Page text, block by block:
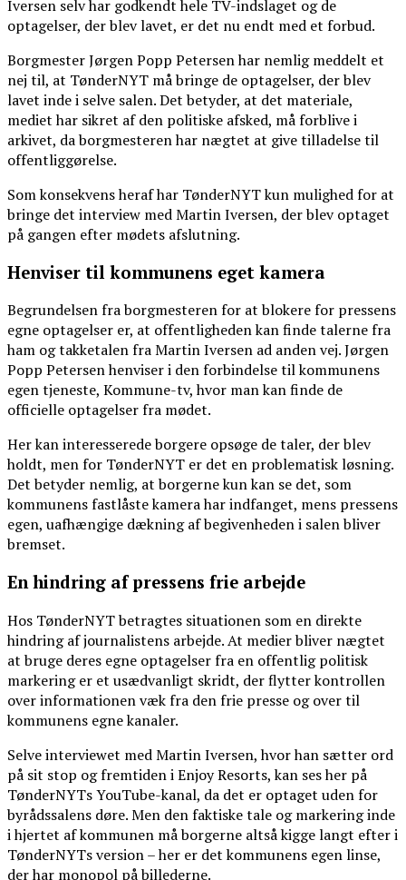
Iversen selv har godkendt hele TV-indslaget og de
optagelser, der blev lavet, er det nu endt med et forbud.
Borgmester Jørgen Popp Petersen har nemlig meddelt et
nej til, at TønderNYT må bringe de optagelser, der blev
lavet inde i selve salen. Det betyder, at det materiale,
mediet har sikret af den politiske afsked, må forblive i
arkivet, da borgmesteren har nægtet at give tilladelse til
offentliggørelse.
Som konsekvens heraf har TønderNYT kun mulighed for at
bringe det interview med Martin Iversen, der blev optaget
på gangen efter mødets afslutning.
Henviser til kommunens eget kamera
Begrundelsen fra borgmesteren for at blokere for pressens
egne optagelser er, at offentligheden kan finde talerne fra
ham og takketalen fra Martin Iversen ad anden vej. Jørgen
Popp Petersen henviser i den forbindelse til kommunens
egen tjeneste, Kommune-tv, hvor man kan finde de
officielle optagelser fra mødet.
Her kan interesserede borgere opsøge de taler, der blev
holdt, men for TønderNYT er det en problematisk løsning.
Det betyder nemlig, at borgerne kun kan se det, som
kommunens fastlåste kamera har indfanget, mens pressens
egen, uafhængige dækning af begivenheden i salen bliver
bremset.
En hindring af pressens frie arbejde
Hos TønderNYT betragtes situationen som en direkte
hindring af journalistens arbejde. At medier bliver nægtet
at bruge deres egne optagelser fra en offentlig politisk
markering er et usædvanligt skridt, der flytter kontrollen
over informationen væk fra den frie presse og over til
kommunens egne kanaler.
Selve interviewet med Martin Iversen, hvor han sætter ord
på sit stop og fremtiden i Enjoy Resorts, kan ses her på
TønderNYTs YouTube-kanal, da det er optaget uden for
byrådssalens døre. Men den faktiske tale og markering inde
i hjertet af kommunen må borgerne altså kigge langt efter i
TønderNYTs version – her er det kommunens egen linse,
der har monopol på billederne.